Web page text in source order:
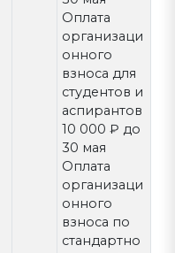
Оплата
организаци
онного
взноса для
студентов и
аспирантов
10 000 ₽ до
30 мая
Оплата
организаци
онного
взноса по
стандартно